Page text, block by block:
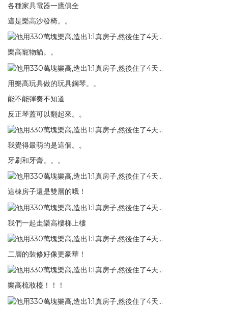
各種家具電器一應俱全
這是樂高沙發椅。。
樂高寵物貓。。
用樂高玩具做的玩具鋼琴。。
能不能彈奏不知道
反正琴蓋可以翻起來。。
我覺得最萌的是這個。。
牙刷和牙膏。。。
這棟房子還是雙層的哦！
我們一起走樂高樓梯上樓
二層的裝修好像更豪華！
樂高梳妝檯！！！